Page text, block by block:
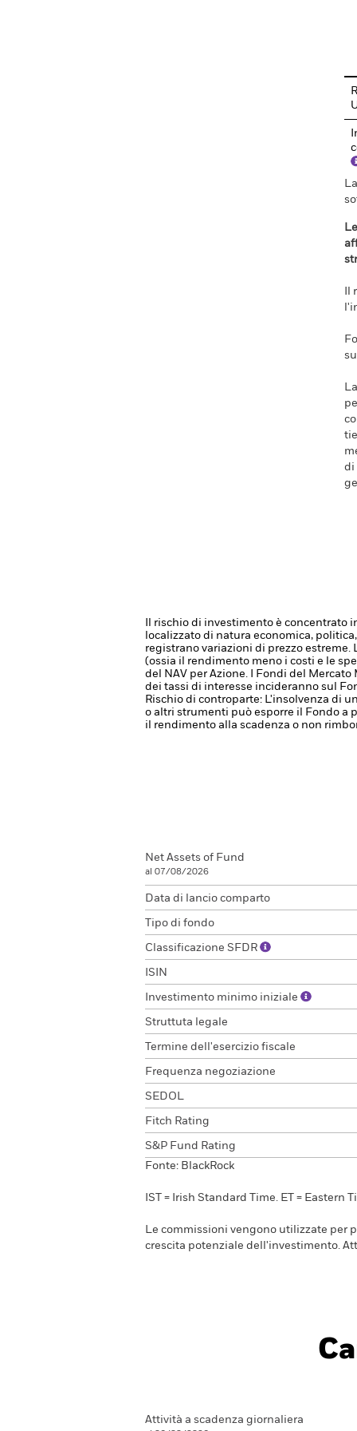
di
Il rischio di investimento è concentrato
localizzato di natura economica,
registrano variazioni di prezzo
(ossia il rendimento meno i costi e le
del NAV per Azione.
I Fondi del
dei tassi di interesse incideranno sul
Rischio di controparte: L'insolvenza di
o altri strumenti può esporre il Fondo a
il rendimento alla scadenza o non
Net Assets of Fund
al 07/08/2026
Data di lancio comparto
Tipo di fondo
Classificazione SFDR
ISIN
Investimento minimo iniziale
Struttuta legale
Termine dell'esercizio fiscale
Frequenza negoziazione
SEDOL
Fitch Rating
S&P Fund Rating
Fonte: BlackRock
IST = Irish Standard Time. ET = Eastern
Le commissioni vengono utilizzate per
crescita potenziale dell'investimento.
Attività a scadenza giornaliera